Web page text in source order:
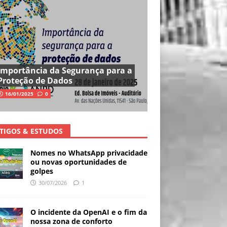
da Segurança para a
de Dados
16/01/2025 0
& ESTUDOS
Nomes no WhatsApp privacidade
ou novas oportunidades de
golpes
30/07/2026 1
O incidente da OpenAI e o fim da
nossa zona de conforto